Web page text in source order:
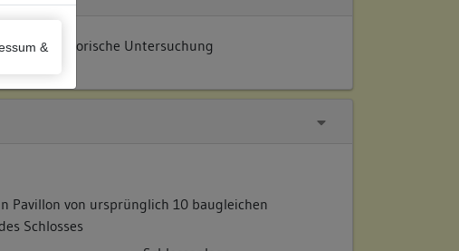
&
bauhistorische Untersuchung
Pavillon von ursprünglich 10 baugleichen
Schlosses